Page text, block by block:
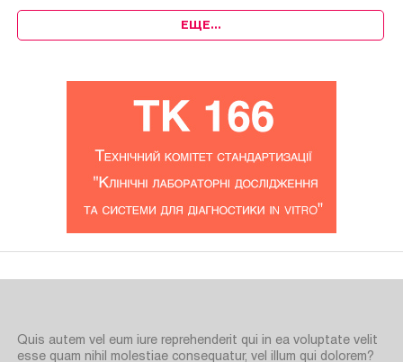
ЕЩЕ…
Quis autem vel eum iure reprehenderit qui in ea voluptate velit
esse quam nihil molestiae consequatur, vel illum qui dolorem?